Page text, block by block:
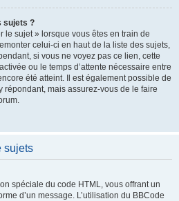
sujets ?
le sujet » lorsque vous êtes en train de
celui-ci en haut de la liste des sujets,
si vous ne voyez pas ce lien, cette
ou le temps d’attente nécessaire entre
été atteint. Il est également possible de
répondant, mais assurez-vous de le faire
sujets
spéciale du code HTML, vous offrant un
d’un message. L’utilisation du BBCode